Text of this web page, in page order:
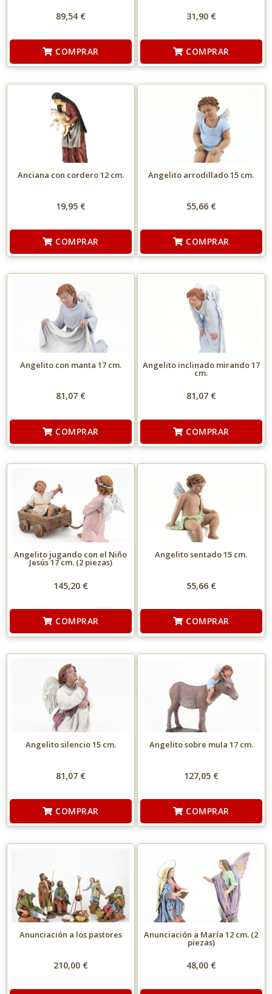
89,54 €
COMPRAR
31,90 €
COMPRAR
Anciana con cordero 12 cm.
19,95 €
COMPRAR
Angelito arrodillado 15 cm.
55,66 €
COMPRAR
Angelito con manta 17 cm.
81,07 €
COMPRAR
Angelito inclinado mirando 17
cm.
81,07 €
COMPRAR
Angelito jugando con el Niño
Jesús 17 cm. (2 piezas)
145,20 €
COMPRAR
Angelito sentado 15 cm.
55,66 €
COMPRAR
Angelito silencio 15 cm.
81,07 €
COMPRAR
Angelito sobre mula 17 cm.
127,05 €
COMPRAR
Anunciación a los pastores
210,00 €
Anunciación a María 12 cm. (2
piezas)
48,00 €